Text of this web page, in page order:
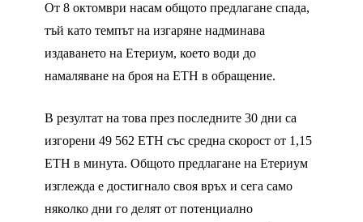
От 8 октомври насам общото предлагане спада,
тъй като темпът на изгаряне надминава
издаването на Етериум, което води до
намаляване на броя на ETH в обращение.
В резултат на това през последните 30 дни са
изгорени 49 562 ETH със средна скорост от 1,15
ETH в минута. Общото предлагане на Етериум
изглежда е достигнало своя връх и сега само
няколко дни го делят от потенциално